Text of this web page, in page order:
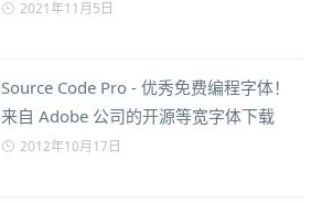
2021年11月5日
Source Code Pro - 优秀免费编程字体！
来自 Adobe 公司的开源等宽字体下载
2012年10月17日